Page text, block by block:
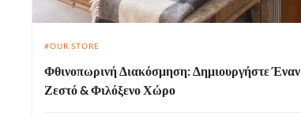
OUR STORE
Φθινοπωρινή Διακόσμηση: Δημιουργήστε Έναν
Ζεστό & Φιλόξενο Χώρο